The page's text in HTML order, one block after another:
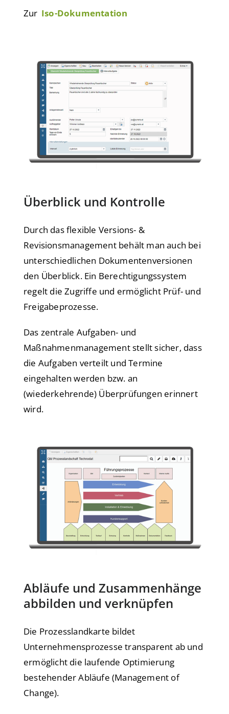
Zur Iso-Dokumentation
Überblick und Kontrolle
Durch das flexible Versions- &
Revisionsmanagement behält man auch bei
unterschiedlichen Dokumentenversionen
den Überblick. Ein Berechtigungssystem
regelt die Zugriffe und ermöglicht Prüf- und
Freigabeprozesse.
Das zentrale Aufgaben- und
Maßnahmenmanagement stellt sicher, dass
die Aufgaben verteilt und Termine
eingehalten werden bzw. an
(wiederkehrende) Überprüfungen erinnert
wird.
Abläufe und Zusammenhänge
abbilden und verknüpfen
Die Prozesslandkarte bildet
Unternehmensprozesse transparent ab und
ermöglicht die laufende Optimierung
bestehender Abläufe (Management of
Change).